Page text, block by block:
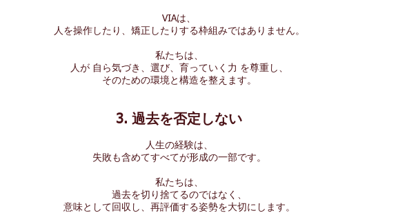
VIAは、
人を操作したり、矯正したりする枠組みではありません。
私たちは、
人が 自ら気づき、選び、育っていく力 を尊重し、
そのための環境と構造を整えます。
3. 過去を否定しない
人生の経験は、
失敗も含めてすべてが形成の一部です。
私たちは、
過去を切り捨てるのではなく、
意味として回収し、再評価する姿勢を大切にします。